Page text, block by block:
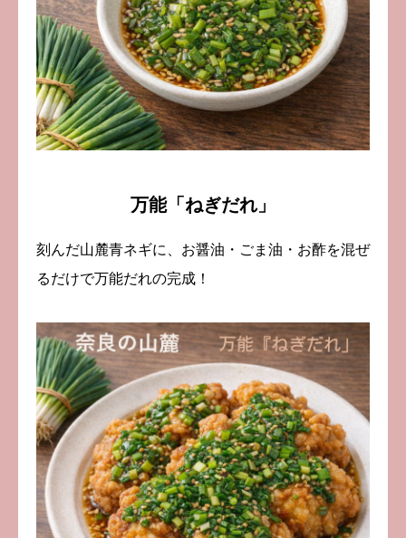
万能「ねぎだれ」
刻んだ山麓青ネギに、お醤油・ごま油・お酢を混ぜ
るだけで万能だれの完成！